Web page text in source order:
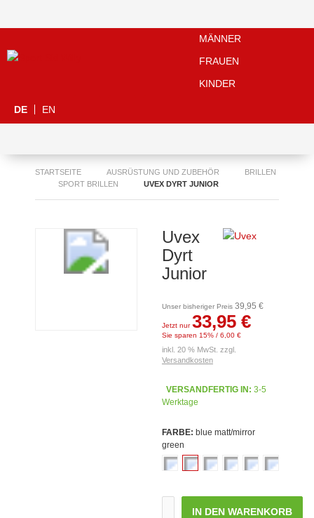
MÄNNER
FRAUEN
KINDER
DE EN
STARTSEITE AUSRÜSTUNG UND ZUBEHÖR
BRILLEN
SPORT BRILLEN
UVEX DYRT JUNIOR
Uvex
Dyrt
Junior
Unser bisheriger Preis 39,95 €
Jetzt nur33,95 €
Sie sparen 15% / 6,00 €
inkl. 20 % MwSt. zzgl.
Versandkosten
VERSANDFERTIG IN: 3-5
Werktage
FARBE: blue matt/mirror
green
IN DEN WARENKORB